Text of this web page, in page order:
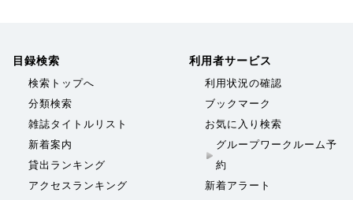
目録検索
検索トップへ
分類検索
雑誌タイトルリスト
新着案内
貸出ランキング
アクセスランキング
利用者サービス
利用状況の確認
ブックマーク
お気に入り検索
グループワークルーム予
約
新着アラート